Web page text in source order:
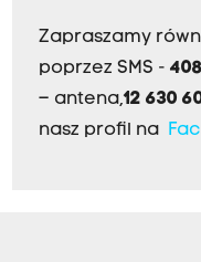
Zapraszamy
poprzez SMS -
– antena,12 630
nasz profil na